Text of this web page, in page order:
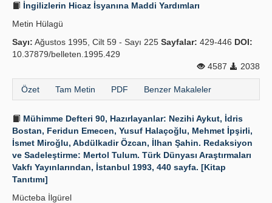
İngilizlerin Hicaz İsyanına Maddi Yardımları
Metin Hülagü
Sayı: Ağustos 1995, Cilt 59 - Sayı 225 Sayfalar: 429-446 DOI:
10.37879/belleten.1995.429
4587
2038
Özet Tam Metin PDF Benzer Makaleler
Mühimme Defteri 90, Hazırlayanlar: Nezihi Aykut, İdris
Bostan, Feridun Emecen, Yusuf Halaçoğlu, Mehmet İpşirli,
İsmet Miroğlu, Abdülkadir Özcan, İlhan Şahin. Redaksiyon
ve Sadeleştirme: Mertol Tulum. Türk Dünyası Araştırmaları
Vakfı Yayınlarından, İstanbul 1993, 440 sayfa. [Kitap
Tanıtımı]
Mücteba İlgürel